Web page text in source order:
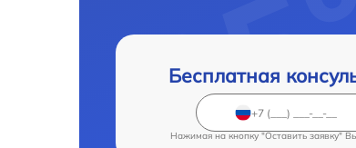
Бесплатная
Нажимая на кнопку "Оставить заявку"